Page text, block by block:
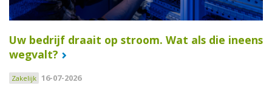
Uw bedrijf draait op stroom. Wat als die ineens
wegvalt?
Zakelijk 16-07-2026